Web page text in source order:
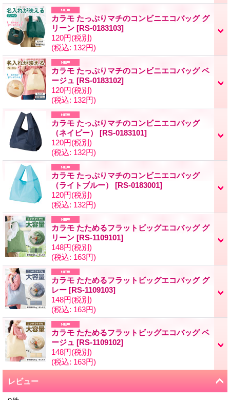
カラモ たっぷりマチのコンビニエコバッグ グ
リーン [RS-0183103]
120円(税別)
(税込: 132円)
カラモ たっぷりマチのコンビニエコバッグ ベ
ージュ [RS-0183102]
120円(税別)
(税込: 132円)
カラモ たっぷりマチのコンビニエコバッグ
（ネイビー） [RS-0183101]
120円(税別)
(税込: 132円)
カラモ たっぷりマチのコンビニエコバッグ
（ライトブルー） [RS-0183001]
120円(税別)
(税込: 132円)
カラモ たためるフラットビッグエコバッグ グ
リーン [RS-1109101]
148円(税別)
(税込: 163円)
カラモ たためるフラットビッグエコバッグ グ
レー [RS-1109103]
148円(税別)
(税込: 163円)
カラモ たためるフラットビッグエコバッグ ベ
ージュ [RS-1109102]
148円(税別)
(税込: 163円)
レビュー